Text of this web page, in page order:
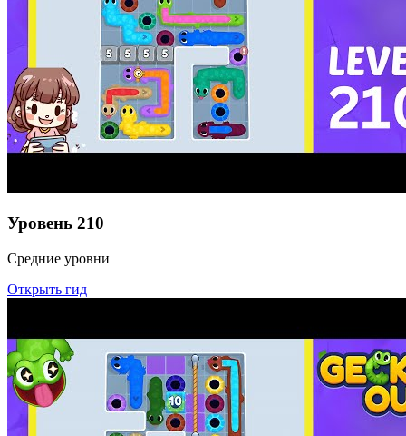
Уровень 210
Средние уровни
Открыть гид